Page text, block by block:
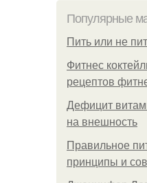
Популярные
Пить или не
Фитнес
рецептов
Дефицит
на внешность
Правильное
принципы и